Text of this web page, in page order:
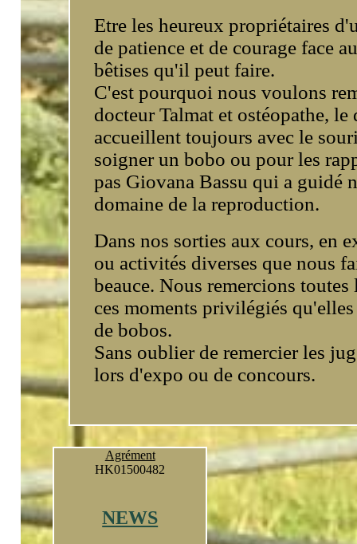
Etre les heureux propriétaires
de patience et de courage face
bêtises qu'il peut faire.
C'est pourquoi nous voulons
docteur Talmat et ostéopathe,
accueillent toujours avec le
soigner un bobo ou pour les
pas Giovana Bassu qui a guidé
domaine de la reproduction.
Dans nos sorties aux cours, en
ou activités diverses que nous
beauce. Nous remercions
ces moments privilégiés
de bobos.
Sans oublier de remercier les
lors d'expo ou de concours.
Agrément
HK01500482
NEWS